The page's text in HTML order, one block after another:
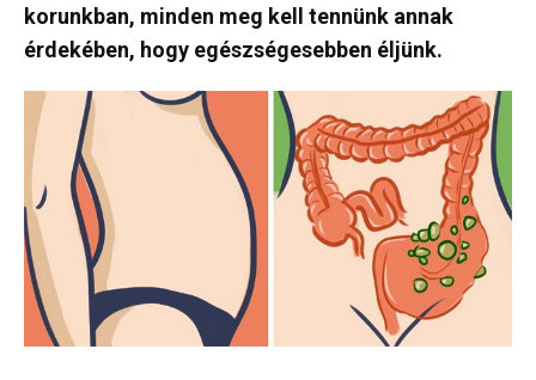
korunkban, minden meg kell tennünk annak
érdekében, hogy egészségesebben éljünk.